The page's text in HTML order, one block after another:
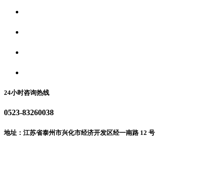
24小时咨询热线
0523-83260038
地址：江苏省泰州市兴化市经济开发区经一南路 12 号